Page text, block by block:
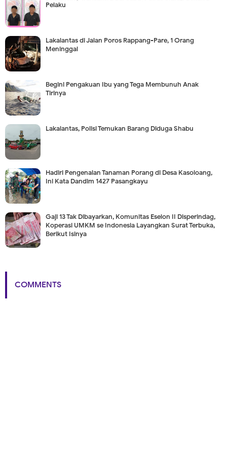
Pelaku
Lakalantas di Jalan Poros Rappang-Pare, 1 Orang
Meninggal
Begini Pengakuan Ibu yang Tega Membunuh Anak
Tirinya
Lakalantas, Polisi Temukan Barang Diduga Shabu
Hadiri Pengenalan Tanaman Porang di Desa Kasoloang,
Ini Kata Dandim 1427 Pasangkayu
Gaji 13 Tak Dibayarkan, Komunitas Eselon II Disperindag,
Koperasi UMKM se Indonesia Layangkan Surat Terbuka,
Berikut Isinya
COMMENTS